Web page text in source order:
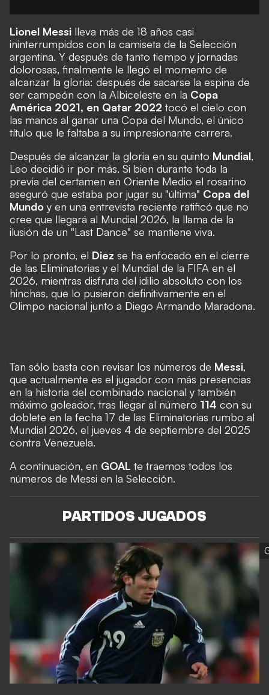
Lionel Messi lleva más de 18 años casi
ininterrumpidos con la camiseta de la Selección
argentina. Y después de tanto tiempo y jornadas
dolorosas, finalmente le llegó el momento de
alcanzar la gloria: después de sacarse la espina de
ser campeón con la Albiceleste en la Copa
América 2021, en Qatar 2022 tocó el cielo con
las manos al ganar una Copa del Mundo, el único
título que le faltaba a su impresionante carrera.
Después de alcanzar la gloria en su quinto Mundial,
Leo decidió ir por más. Si bien durante toda la
previa del certamen en Oriente Medio el rosarino
aseguró que estaba por jugar su "última" Copa del
Mundo y en una entrevista reciente ratificó que no
cree que llegará al Mundial 2026, la llama de la
ilusión de un "Last Dance" se mantiene viva.
Por lo pronto, el Diez se ha enfocado en el cierre
de las Eliminatorias y el Mundial de la FIFA en el
2026, mientras disfruta del idilio absoluto con los
hinchas, que lo pusieron definitivamente en el
Olimpo nacional junto a Diego Armando Maradona.
Tan sólo basta con revisar los números de Messi,
que actualmente es el jugador con más presencias
en la historia del combinado nacional y también
máximo goleador, tras llegar al número 114 con su
doblete en la fecha 17 de las Eliminatorias rumbo al
Mundial 2026, el jueves 4 de septiembre del 2025
contra Venezuela.
A continuación, en GOAL te traemos todos los
números de Messi en la Selección.
PARTIDOS JUGADOS